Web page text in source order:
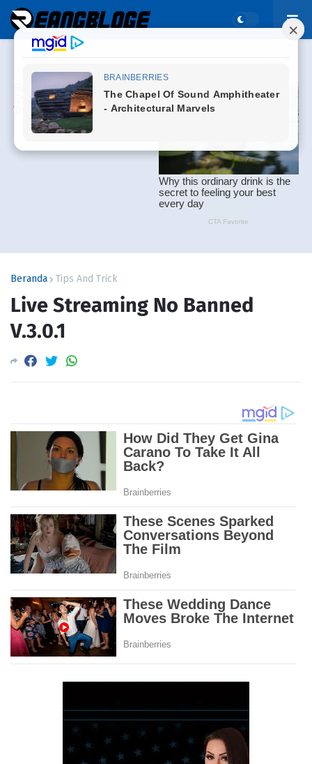
Beranda Tips And Trick
Live Streaming No Banned
V.3.0.1